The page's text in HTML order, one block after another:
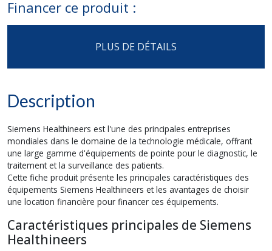
Financer ce produit :
PLUS DE DÉTAILS
Description
Siemens Healthineers est l'une des principales entreprises
mondiales dans le domaine de la technologie médicale, offrant
une large gamme d'équipements de pointe pour le diagnostic, le
traitement et la surveillance des patients.
Cette fiche produit présente les principales caractéristiques des
équipements Siemens Healthineers et les avantages de choisir
une location financière pour financer ces équipements.
Caractéristiques principales de Siemens
Healthineers